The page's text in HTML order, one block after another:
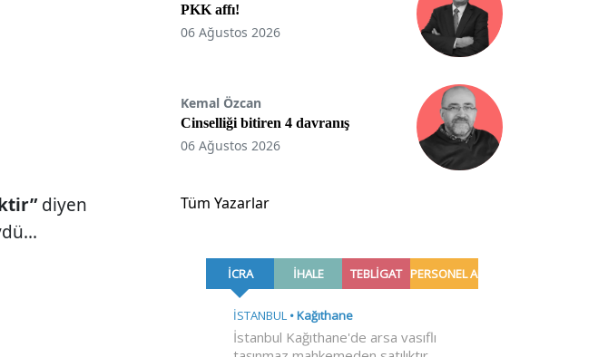
diyen
PKK affı!
06 Ağustos 2026
Kemal Özcan
Cinselliği bitiren 4 davranış
06 Ağustos 2026
Tüm Yazarlar